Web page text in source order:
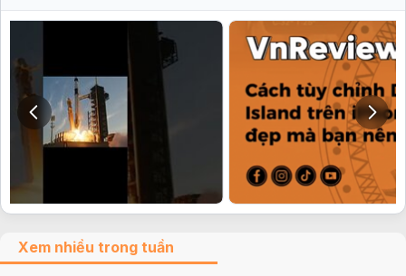
Xem nhiều trong tuần